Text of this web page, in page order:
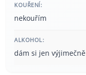
KOUŘENÍ:
nekouřím
ALKOHOL:
dám si jen výjimečně